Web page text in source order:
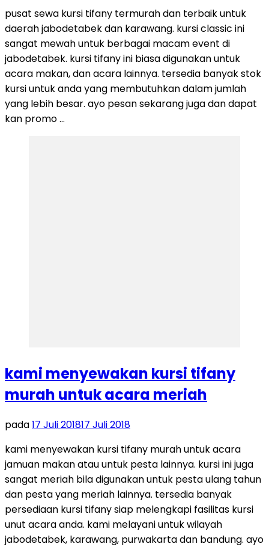
pusat sewa kursi tifany termurah dan terbaik untuk
daerah jabodetabek dan karawang. kursi classic ini
sangat mewah untuk berbagai macam event di
jabodetabek. kursi tifany ini biasa digunakan untuk
acara makan, dan acara lainnya. tersedia banyak stok
kursi untuk anda yang membutuhkan dalam jumlah
yang lebih besar. ayo pesan sekarang juga dan dapat
kan promo …
kami menyewakan kursi tifany
murah untuk acara meriah
pada17 Juli 201817 Juli 2018
kami menyewakan kursi tifany murah untuk acara
jamuan makan atau untuk pesta lainnya. kursi ini juga
sangat meriah bila digunakan untuk pesta ulang tahun
dan pesta yang meriah lainnya. tersedia banyak
persediaan kursi tifany siap melengkapi fasilitas kursi
unut acara anda. kami melayani untuk wilayah
jabodetabek, karawang, purwakarta dan bandung. ayo